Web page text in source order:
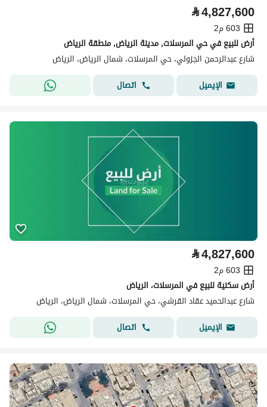
⃁4,827,600
603 م2
أرض للبيع في حي المرسلات, مدينة الرياض, منطقة الرياض
شارع عبدالرحمن الجزولي، حي المرسلات، شمال الرياض، الرياض
الإيميل
اتصال
⃁4,827,600
603 م2
أرض سكنية للبيع في المرسلات، الرياض
شارع عبدالحميد عقاد القرشي، حي المرسلات، شمال الرياض، الرياض
الإيميل
اتصال